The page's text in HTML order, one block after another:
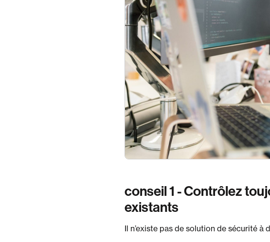
conseil 1 - Contrôlez
existants
Il n’existe pas de solution de sécurité à